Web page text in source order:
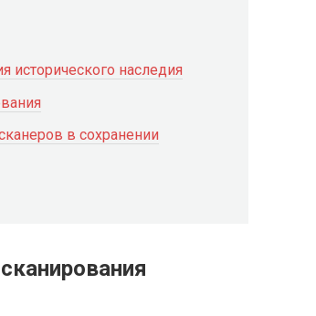
наследия
в сохранении